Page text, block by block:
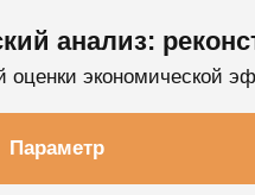
анализ:
оценки экономической
Параметр